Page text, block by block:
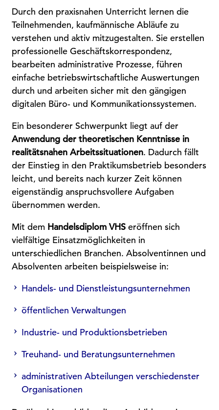
Durch den praxisnahen Unterricht lernen die
Teilnehmenden, kaufmännische Abläufe zu
verstehen und aktiv mitzugestalten. Sie erstellen
professionelle Geschäftskorrespondenz,
bearbeiten administrative Prozesse, führen
einfache betriebswirtschaftliche Auswertungen
durch und arbeiten sicher mit den gängigen
digitalen Büro- und Kommunikationssystemen.
Ein besonderer Schwerpunkt liegt auf der
Anwendung der theoretischen Kenntnisse in
realitätsnahen Arbeitssituationen. Dadurch fällt
der Einstieg in den Praktikumsbetrieb besonders
leicht, und bereits nach kurzer Zeit können
eigenständig anspruchsvollere Aufgaben
übernommen werden.
Mit dem Handelsdiplom VHS eröffnen sich
vielfältige Einsatzmöglichkeiten in
unterschiedlichen Branchen. Absolventinnen und
Absolventen arbeiten beispielsweise in:
Handels- und Dienstleistungsunternehmen
öffentlichen Verwaltungen
Industrie- und Produktionsbetrieben
Treuhand- und Beratungsunternehmen
administrativen Abteilungen verschiedenster
Organisationen